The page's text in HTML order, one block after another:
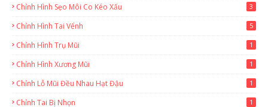
Chỉnh Hình Sẹo Môi Co Kéo Xấu 3
Chỉnh Hình Tai Vểnh 5
Chỉnh Hình Trụ Mũi 1
Chỉnh Hình Xương Mũi 1
Chỉnh Lỗ Mũi Đều Nhau Hạt Đậu 1
Chỉnh Tai Bị Nhọn 1